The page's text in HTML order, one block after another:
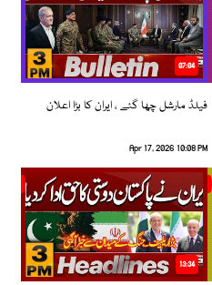
07:04
فیلڈ مارشل چھا گئے ، ایران کا بڑا اعلان
Apr 17, 2026 10:08 PM
13:34